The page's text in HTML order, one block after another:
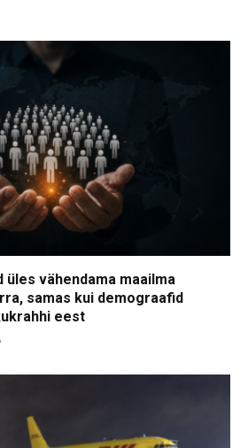
üles vähendama maailma
samas kui demograafid
eest